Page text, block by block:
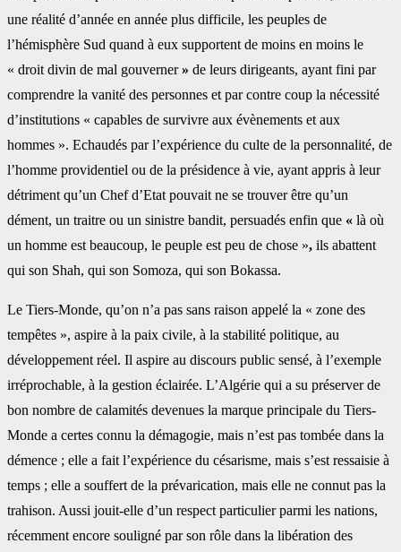
une réalité d’année en année plus difficile, les peuples de
l’hémisphère Sud quand à eux supportent de moins en moins le
« droit divin de mal gouverner» de leurs dirigeants, ayant fini par
comprendre la vanité des personnes et par contre coup la nécessité
d’institutions « capables de survivre aux évènements et aux
hommes ». Echaudés par l’expérience du culte de la personnalité, de
l’homme providentiel ou de la présidence à vie, ayant appris à leur
détriment qu’un Chef d’Etat pouvait ne se trouver être qu’un
dément, un traitre ou un sinistre bandit, persuadés enfin que « là où
un homme est beaucoup, le peuple est peu de chose », ils abattent
qui son Shah, qui son Somoza, qui son Bokassa.
Le Tiers-Monde, qu’on n’a pas sans raison appelé la « zone des
tempêtes », aspire à la paix civile, à la stabilité politique, au
développement réel. Il aspire au discours public sensé, à l’exemple
irréprochable, à la gestion éclairée. L’Algérie qui a su préserver de
bon nombre de calamités devenues la marque principale du Tiers-
Monde a certes connu la démagogie, mais n’est pas tombée dans la
démence ; elle a fait l’expérience du césarisme, mais s’est ressaisie à
temps ; elle a souffert de la prévarication, mais elle ne connut pas la
trahison. Aussi jouit-elle d’un respect particulier parmi les nations,
récemment encore souligné par son rôle dans la libération des